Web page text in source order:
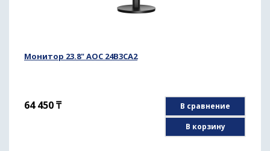
Монитор 23.8" AOC 24B3CA2
64 450₸
В сравнение
В корзину